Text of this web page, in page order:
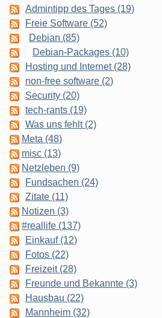
Admintipp des Tages (19)
Freie Software (52)
Debian (85)
Debian-Packages (10)
Hosting und Internet (28)
non-free software (2)
Security (20)
tech-rants (19)
Was uns fehlt (2)
Meta (48)
misc (13)
Netzleben (9)
Fundsachen (24)
Zitate (11)
Notizen (3)
#reallife (137)
Einkauf (12)
Fotos (22)
Freizeit (28)
Freunde und Bekannte (3)
Hausbau (22)
Mannheim (32)